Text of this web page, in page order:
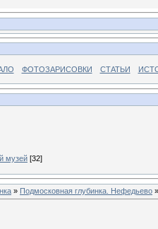
ФОТОЗАРИСОВКИ СТАТЬИ
музей [32]
» Подмосковная глубинка. Нефедьево